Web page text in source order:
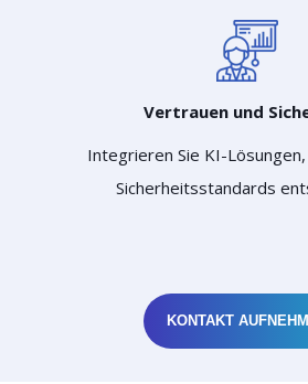
Vertrauen und
Integrieren Sie KI-
Sicherheitsstandards
KONTAKT